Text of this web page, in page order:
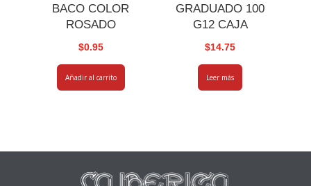
BACO COLOR
ROSADO
$0.95
Añadir al carrito
GRADUADO 100
G12 CAJA
$14.75
Leer más